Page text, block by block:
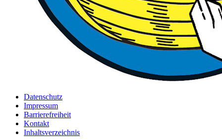
Datenschutz
Impressum
Barrierefreiheit
Kontakt
Inhaltsverzeichnis